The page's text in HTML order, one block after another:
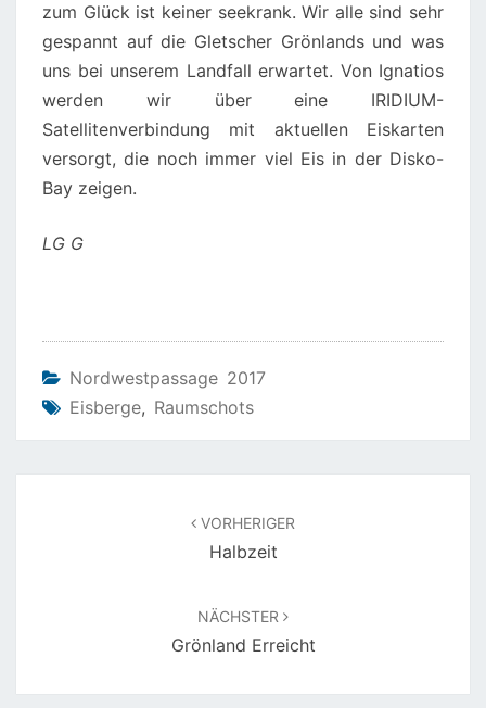
zum Glück ist keiner seekrank. Wir alle sind sehr
gespannt auf die Gletscher Grönlands und was
uns bei unserem Landfall erwartet. Von Ignatios
werden wir über eine IRIDIUM-
Satellitenverbindung mit aktuellen Eiskarten
versorgt, die noch immer viel Eis in der Disko-
Bay zeigen.
LG G
Nordwestpassage 2017
Eisberge, Raumschots
VORHERIGER
Halbzeit
NÄCHSTER
Grönland Erreicht